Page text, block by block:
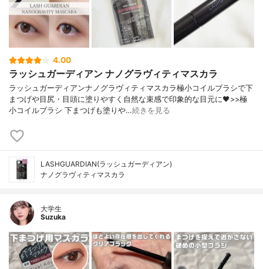
4.00
ラッシュガーディアン ナノグラヴィティマスカラ
ラッシュガーディアンナノグラヴィティマスカラ極小コイルブラシで下
まつげや目尻・目頭に塗りやすく自然な束感で印象的な目元に🖤>>極
小コイルブラシ 下まつげも塗りや…続きを見る
LASHGUARDIAN(ラッシュガーディアン)
ナノグラヴィティマスカラ
大学生
Suzuka